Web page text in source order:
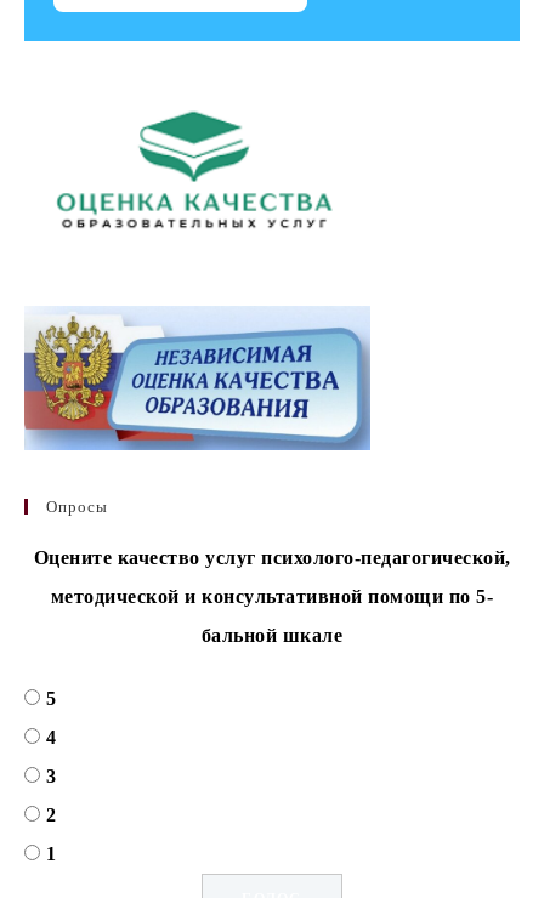
Опросы
Оцените качество услуг психолого-педагогической,
методической и консультативной помощи по 5-
бальной шкале
5
4
3
2
1